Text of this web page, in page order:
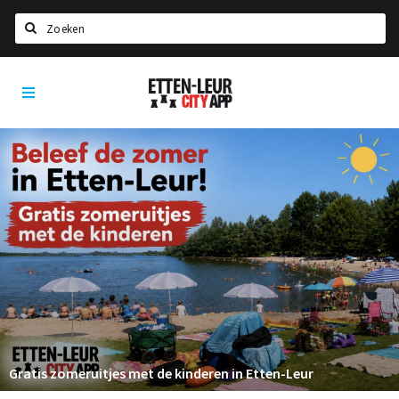
Home
Agenda
Deals
Party pics
Nieuws, interviews & blogs
Eten
Drinken
Slapen
Recreatief
Winkels
Etten-
Leur
Gratis zomeruitjes met de kinderen in Etten-Leur